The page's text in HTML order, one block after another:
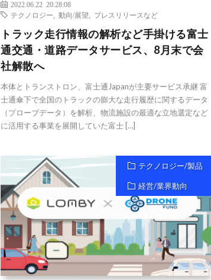
2022.06.22 20:28:08
テクノロジー
,動向/展望 プレスリリースなど
トラック走行情報の解析など手掛ける富士
通交通・道路データサービス、8月末で会
社解散へ
本体とトランストロン、富士通Japanが主要サービス承継 富
士通傘下で全国のトラックの膨大な走行履歴に関するデータ
（プローブデータ）を解析、物流施設の最適な立地選定など
に活用する事業を展開していた富士 […]
テクノロジー/製品
経営/業界動向